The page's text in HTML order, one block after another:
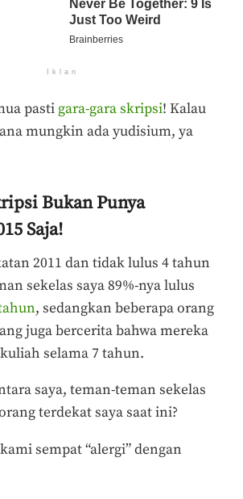
Iklan
pastigara-gara skripsi! Kalau
mungkin ada yudisium, ya
Bukan Punya
Saja!
2011 dan tidak lulus 4 tahun
sekelas saya 89%-nya lulus
, sedangkan beberapa orang
juga bercerita bahwa mereka
selama 7 tahun.
saya, teman-teman sekelas
terdekat saya saat ini?
sempat “alergi” dengan